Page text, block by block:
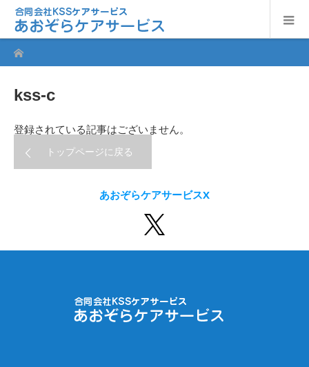
kss-c
登録されている記事はございません。
トップページに戻る
あおぞらケアサービスX